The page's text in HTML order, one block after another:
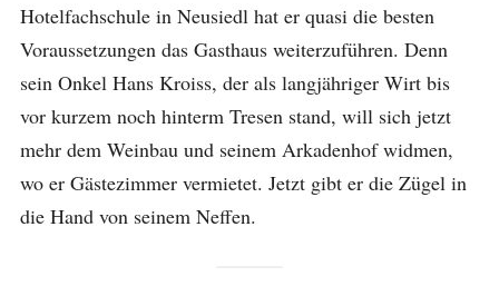
Hotelfachschule in Neusiedl hat er quasi die besten
Voraussetzungen das Gasthaus weiterzuführen. Denn
sein Onkel Hans Kroiss, der als langjähriger Wirt bis
vor kurzem noch hinterm Tresen stand, will sich jetzt
mehr dem Weinbau und seinem Arkadenhof widmen,
wo er Gästezimmer vermietet. Jetzt gibt er die Zügel in
die Hand von seinem Neffen.